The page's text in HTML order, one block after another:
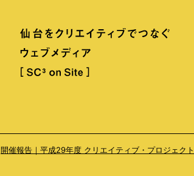
開催報告｜平成29年度 クリエイティブ・プロジェク